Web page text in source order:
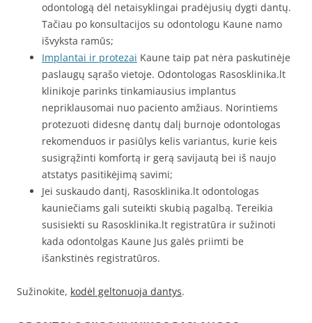
odontologą dėl netaisyklingai pradėjusių dygti dantų.
Tačiau po konsultacijos su odontologu Kaune namo
išvyksta ramūs;
Implantai ir protezai Kaune taip pat nėra paskutinėje
paslaugų sąrašo vietoje. Odontologas Rasosklinika.lt
klinikoje parinks tinkamiausius implantus
nepriklausomai nuo paciento amžiaus. Norintiems
protezuoti didesnę dantų dalį burnoje odontologas
rekomenduos ir pasiūlys kelis variantus, kurie keis
susigrąžinti komfortą ir gerą savijautą bei iš naujo
atstatys pasitikėjimą savimi;
Jei suskaudo dantį, Rasosklinika.lt odontologas
kauniečiams gali suteikti skubią pagalbą. Tereikia
susisiekti su Rasosklinika.lt registratūra ir sužinoti
kada odontolgas Kaune Jus galės priimti be
išankstinės registratūros.
Sužinokite, kodėl geltonuoja dantys.